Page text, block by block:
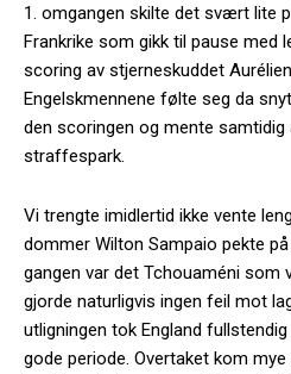
1. omgangen skilte det svært lite
Frankrike som gikk til pause med
scoring av stjerneskuddet
Engelskmennene følte seg da
den scoringen og mente samtidig
straffespark.
Vi trengte imidlertid ikke vente
dommer Wilton Sampaio pekte
gangen var det Tchouaméni som
gjorde naturligvis ingen feil mot
utligningen tok England
gode periode. Overtaket kom